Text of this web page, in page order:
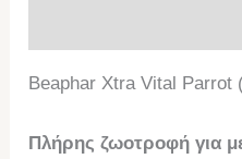
Beaphar Xtra Vital Parrot
Πλήρης ζωοτροφή για